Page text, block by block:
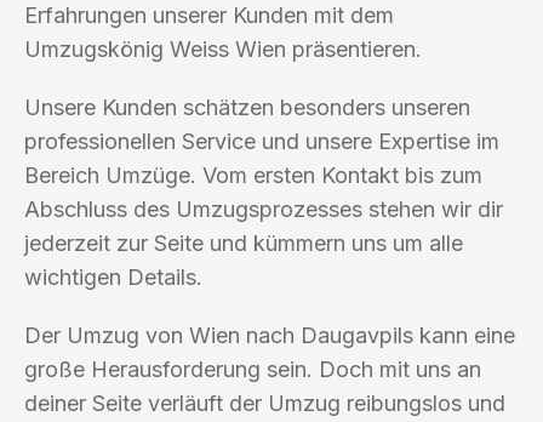
Erfahrungen unserer Kunden mit dem
Umzugskönig Weiss Wien präsentieren.
Unsere Kunden schätzen besonders unseren
professionellen Service und unsere Expertise im
Bereich Umzüge. Vom ersten Kontakt bis zum
Abschluss des Umzugsprozesses stehen wir dir
jederzeit zur Seite und kümmern uns um alle
wichtigen Details.
Der Umzug von Wien nach Daugavpils kann eine
große Herausforderung sein. Doch mit uns an
deiner Seite verläuft der Umzug reibungslos und